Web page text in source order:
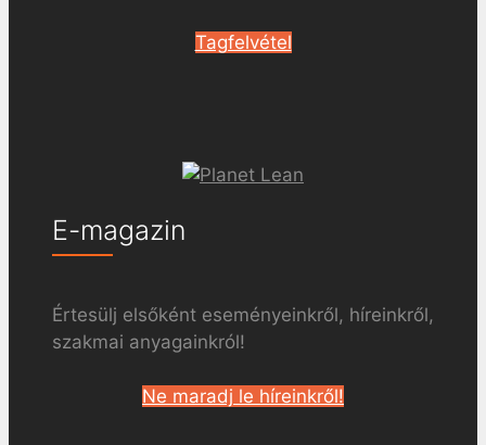
Tagfelvétel
E-magazin
Értesülj elsőként eseményeinkről, híreinkről,
szakmai anyagainkról!
Ne maradj le híreinkről!